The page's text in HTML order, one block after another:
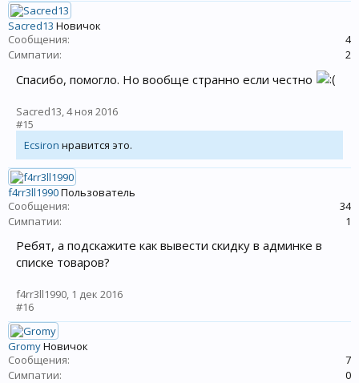
Sacred13 Новичок
Сообщения:
4
Симпатии:
2
Спасибо, помогло. Но вообще странно если честно
Sacred13,4 ноя 2016
#15
Ecsiron нравится это.
f4rr3ll1990Пользователь
Сообщения:
34
Симпатии:
1
Ребят, а подскажите как вывести скидку в админке в
списке товаров?
f4rr3ll1990, 1 дек 2016
#16
GromyНовичок
Сообщения:
7
Симпатии:
0